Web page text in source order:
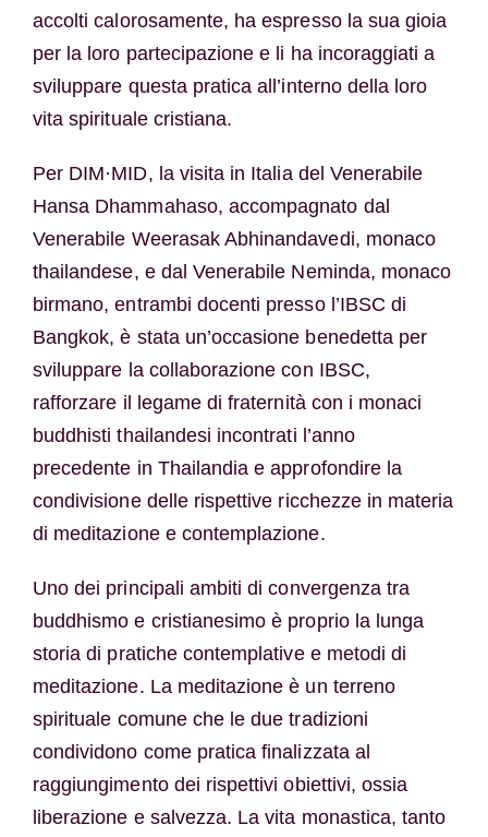
accolti calorosamente, ha espresso la sua gioia
per la loro partecipazione e li ha incoraggiati a
sviluppare questa pratica all’interno della loro
vita spirituale cristiana.
Per DIM·MID, la visita in Italia del Venerabile
Hansa Dhammahaso, accompagnato dal
Venerabile Weerasak Abhinandavedi, monaco
thailandese, e dal Venerabile Neminda, monaco
birmano, entrambi docenti presso l’IBSC di
Bangkok, è stata un’occasione benedetta per
sviluppare la collaborazione con IBSC,
rafforzare il legame di fraternità con i monaci
buddhisti thailandesi incontrati l’anno
precedente in Thailandia e approfondire la
condivisione delle rispettive ricchezze in materia
di meditazione e contemplazione.
Uno dei principali ambiti di convergenza tra
buddhismo e cristianesimo è proprio la lunga
storia di pratiche contemplative e metodi di
meditazione. La meditazione è un terreno
spirituale comune che le due tradizioni
condividono come pratica finalizzata al
raggiungimento dei rispettivi obiettivi, ossia
liberazione e salvezza. La vita monastica, tanto